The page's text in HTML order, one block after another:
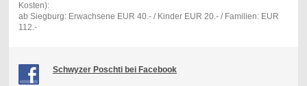
Kosten):
ab Siegburg: Erwachsene EUR 40.- / Kinder EUR 20.- / Familien: EUR
112.-
Schwyzer Poschti bei Facebook